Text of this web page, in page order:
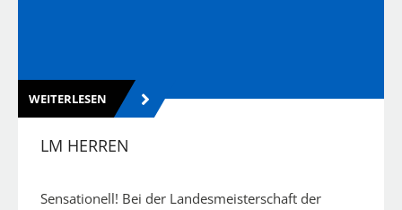
WEITERLESEN
LM HERREN
Sensationell! Bei der Landesmeisterschaft der